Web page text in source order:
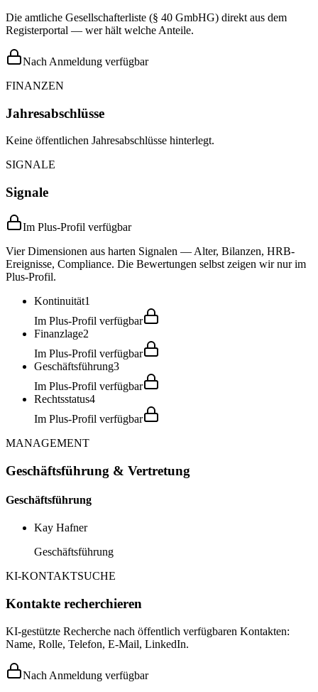
Die amtliche Gesellschafterliste (§ 40 GmbHG) direkt aus dem
Registerportal — wer hält welche Anteile.
Nach Anmeldung verfügbar
FINANZEN
Jahresabschlüsse
Keine öffentlichen Jahresabschlüsse hinterlegt.
SIGNALE
Signale
Im Plus-Profil verfügbar
Vier Dimensionen aus harten Signalen — Alter, Bilanzen, HRB-
Ereignisse, Compliance. Die Bewertungen selbst zeigen wir nur im
Plus-Profil.
Kontinuität1
Im Plus-Profil verfügbar
Finanzlage2
Im Plus-Profil verfügbar
Geschäftsführung3
Im Plus-Profil verfügbar
Rechtsstatus4
Im Plus-Profil verfügbar
MANAGEMENT
Geschäftsführung & Vertretung
Geschäftsführung
Kay Hafner
Geschäftsführung
KI-KONTAKTSUCHE
Kontakte recherchieren
KI-gestützte Recherche nach öffentlich verfügbaren Kontakten:
Name, Rolle, Telefon, E-Mail, LinkedIn.
Nach Anmeldung verfügbar